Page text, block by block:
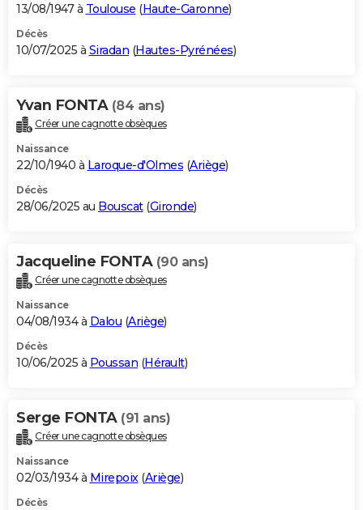
13/08/1947 à Toulouse (Haute-Garonne)
Décès
10/07/2025 à Siradan (Hautes-Pyrénées)
Yvan FONTA (84 ans)
Créer une cagnotte obsèques
Naissance
22/10/1940 à Laroque-d'Olmes (Ariège)
Décès
28/06/2025 au Bouscat(Gironde)
Jacqueline FONTA (90 ans)
Créer une cagnotte obsèques
Naissance
04/08/1934 à Dalou (Ariège)
Décès
10/06/2025 à Poussan (Hérault)
Serge FONTA (91 ans)
Créer une cagnotte obsèques
Naissance
02/03/1934 à Mirepoix(Ariège)
Décès